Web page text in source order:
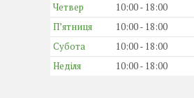
Четвер
10:00
18:00
Пʼятниця
10:00
18:00
Субота
10:00
18:00
Неділя
10:00 18:00